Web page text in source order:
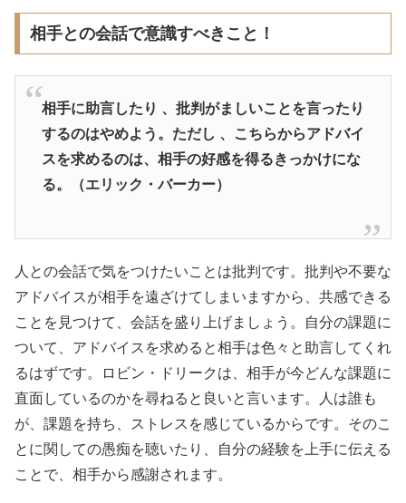
相手との会話で意識すべきこと！
相手に助言したり 、批判がましいことを言ったり
するのはやめよう。ただし 、こちらからアドバイ
スを求めるのは、相手の好感を得るきっかけにな
る。（エリック・バーカー）
人との会話で気をつけたいことは批判です。批判や不要な
アドバイスが相手を遠ざけてしまいますから、共感できる
ことを見つけて、会話を盛り上げましょう。自分の課題に
ついて、アドバイスを求めると相手は色々と助言してくれ
るはずです。ロビン・ドリークは、相手が今どんな課題に
直面しているのかを尋ねると良いと言います。人は誰も
が、課題を持ち、ストレスを感じているからです。そのこ
とに関しての愚痴を聴いたり、自分の経験を上手に伝える
ことで、相手から感謝されます。